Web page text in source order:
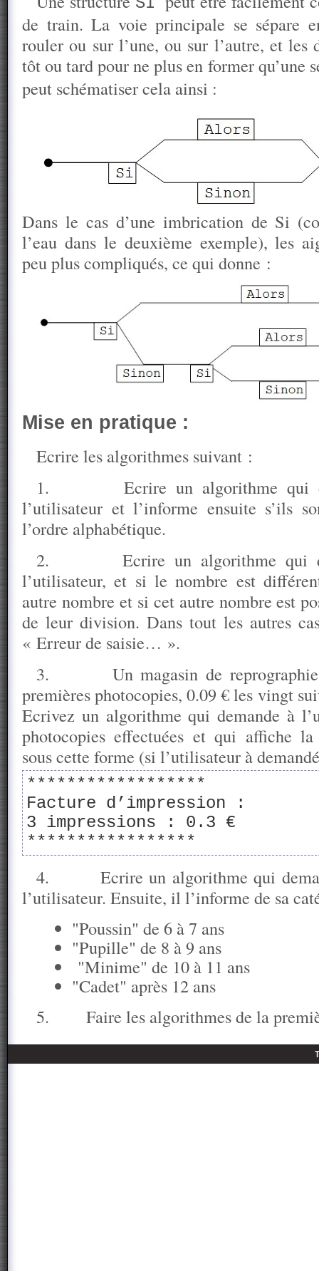
de train. La voie principale se sépare
rouler ou sur l’une, ou sur l’autre, et les
tôt ou tard pour ne plus en former qu’une
peut schématiser cela ainsi :
Dans le cas d’une imbrication de Si
l’eau dans le deuxième exemple), les
peu plus compliqués, ce qui donne :
Mise en pratique :
Ecrire les algorithmes suivant :
1.
Ecrire un algorithme qui
l’utilisateur et l’informe ensuite s’ils
l’ordre alphabétique.
2.
Ecrire un algorithme qui
l’utilisateur, et si le nombre est
autre nombre et si cet autre nombre est
de leur division. Dans tout les autres
« Erreur de saisie… ».
3.
Un magasin de
premières photocopies, 0.09 € les vingt
Ecrivez un algorithme qui demande à
photocopies effectuées et qui affiche la
sous cette forme (si l’utilisateur à
******************
Facture d’impression :
3 impressions : 0.3 €
*****************
4.
Ecrire un algorithme qui
l’utilisateur. Ensuite, il l’informe de sa
"Poussin" de 6 à 7 ans
"Pupille" de 8 à 9 ans
"Minime" de 10 à 11 ans
"Cadet" après 12 ans
5.
Faire les algorithmes de la